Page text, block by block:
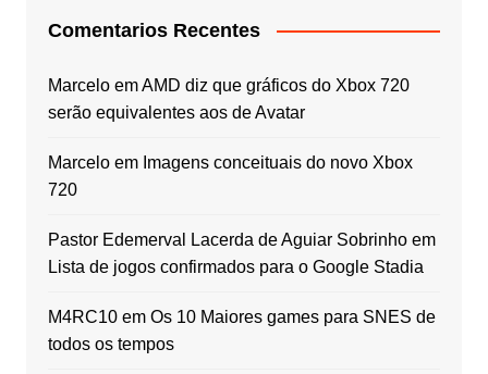
Comentarios Recentes
MarceloemAMD diz que gráficos do Xbox 720
serão equivalentes aos de Avatar
Marceloem Imagens conceituais do novo Xbox
720
Pastor Edemerval Lacerda de Aguiar Sobrinhoem
Lista de jogos confirmados para o Google Stadia
M4RC10em Os 10 Maiores games para SNES de
todos os tempos